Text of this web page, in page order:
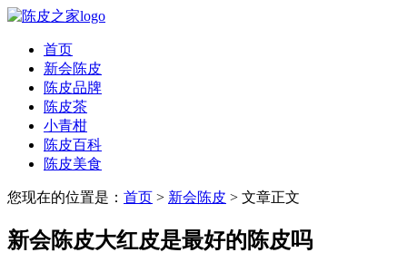
首页
新会陈皮
陈皮品牌
陈皮茶
小青柑
陈皮百科
陈皮美食
您现在的位置是： 首页 > 新会陈皮 > 文章正文
新会陈皮大红皮是最好的陈皮吗